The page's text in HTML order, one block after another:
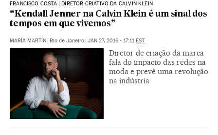
FRANCISCO COSTA | DIRETOR CRIATIVO DA CALVIN KLEIN
“Kendall Jenner na Calvin Klein é um sinal dos
tempos em que vivemos”
MARÍA MARTÍN Rio de Janeiro JAN 27, 2016 - 17:11 EST
Diretor de criação da marca
fala do impacto das redes na
moda e prevê uma revolução
na indústria